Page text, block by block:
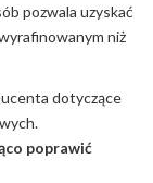
pozwala uzyskać
niż
dotyczące
poprawić